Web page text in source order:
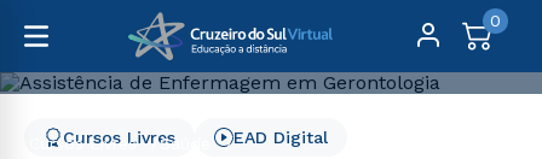
0
Cursos Livres
Saúde
Cursos Livres EAD Digital